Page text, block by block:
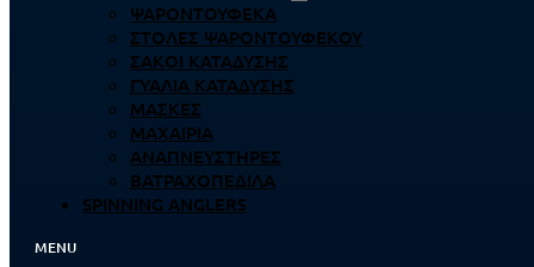
ΨΑΡΟΝΤΟΎΦΕΚΑ
ΣΤΟΛΈΣ ΨΑΡΟΝΤΟΎΦΕΚΟΥ
ΣΆΚΟΙ ΚΑΤΆΔΥΣΗΣ
ΓΥΑΛΙΆ ΚΑΤΆΔΥΣΗΣ
ΜΆΣΚΕΣ
ΜΑΧΑΊΡΙΑ
ΑΝΑΠΝΕΥΣΤΉΡΕΣ
ΒΑΤΡΑΧΟΠΈΔΙΛΑ
SPINNING ANGLERS